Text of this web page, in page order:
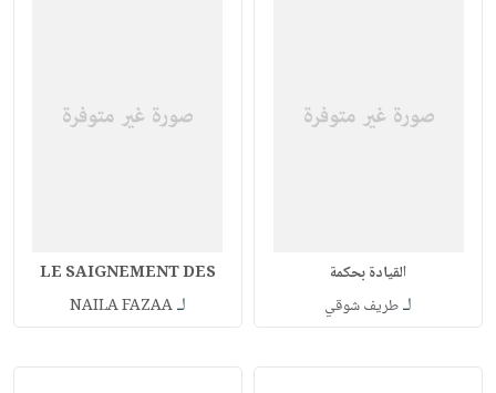
القيادة بحكمة
لـطريف شوقي
LE SAIGNEMENT DES
لـNAILA FAZAA